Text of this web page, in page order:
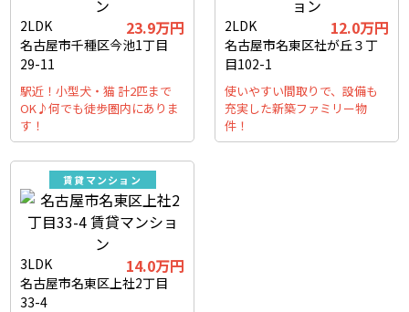
2LDK 23.9万円
名古屋市千種区今池1丁目
29-11
駅近！小型犬・猫 計2匹まで
OK♪何でも徒歩圏内にありま
す！
2LDK 12.0万円
名古屋市名東区社が丘３丁
目102-1
使いやすい間取りで、設備も
充実した新築ファミリー物
件！
賃貸マンション
3LDK 14.0万円
名古屋市名東区上社2丁目
33-4